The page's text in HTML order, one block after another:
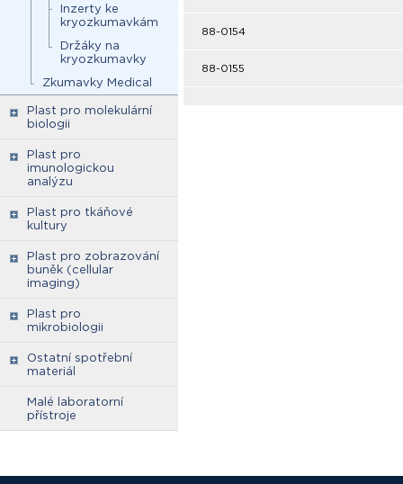
Inzerty ke
kryozkumavkám
Držáky na
kryozkumavky
Zkumavky Medical
Plast pro molekulární
biologii
Plast pro
imunologickou
analýzu
Plast pro tkáňové
kultury
Plast pro zobrazování
buněk (cellular
imaging)
Plast pro
mikrobiologii
Ostatní spotřební
materiál
Malé laboratorní
přístroje
88-0154
88-0155